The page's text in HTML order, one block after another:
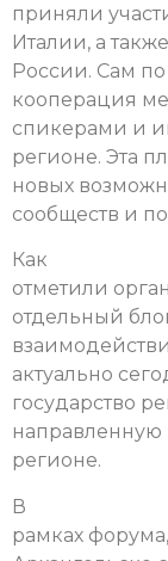
приняли
Италии, а
России. Сам
кооперация
спикерами и
регионе. Эта
новых
сообществ и
Как
отметили
отдельный
актуально
государство
направленную
регионе.
В
рамках